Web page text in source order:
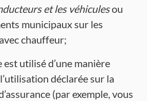
et les véhiculesou
municipaux sur les
chauffeur;
est utilisé d’une manière
déclarée sur la
(par exemple, vous